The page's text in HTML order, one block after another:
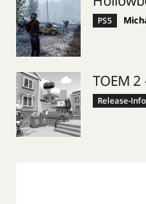
PS5
TOEM
Release-Info